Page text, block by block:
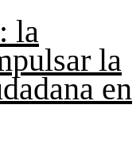
la
la
en